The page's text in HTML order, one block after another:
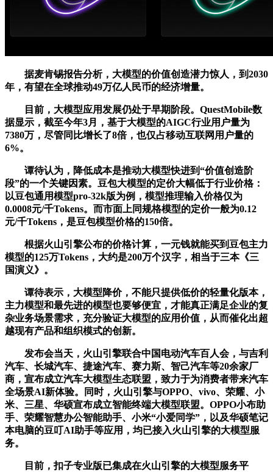
据麦肯锡报告分析，大模型的价值创造潜力惊人，到2030
年，有望在全球推动49万亿人民币的经济增量。
目前，大模型应用发展仍处于早期阶段。QuestMobile数
据显示，截至今年3月，基于大模型的AIGC行业用户量为
7380万，尽管同比增长了8倍，也仅占移动互联网用户量的
6%。
谭待认为，降低成本是推动大模型快进到“价值创造阶
段”的一个关键因素。豆包大模型的定价大幅低于行业价格：
以豆包通用模型pro-32k版为例，模型推理输入价格仅为
0.0008元/千Tokens。而市面上同规格模型的定价一般为0.12
元/千Tokens，是豆包模型价格的150倍。
根据火山引擎公布的价格计算，一元钱就能买到豆包主力
模型的125万Tokens，大约是200万个汉字，相当于三本《三
国演义》。
谭待表示，大模型降价，不能只提供低价的轻量化版本，
主力模型和最先进的模型也要够便宜，才能真正满足企业的复
杂业务场景需求，充分验证大模型的应用价值，从而催化出超
越现有产品和组织模式的创新。
发布会当天，火山引擎联合中国电动汽车百人会，与吉利
汽车、长城汽车、捷途汽车、赛力斯、智己汽车等20余家厂
商，宣布成立汽车大模型生态联盟，致力于为消费者带来汽车
全场景AI新体验。同时，火山引擎与OPPO、vivo、荣耀、小
米、三星、华硕宣布成立智能终端大模型联盟。OPPO小布助
手、荣耀智慧办公智能助手、小米“小爱同学”，以及华硕笔记
本电脑的豆叮AI助手等应用，均已接入火山引擎的大模型服
务。
目前，扣子专业版已集成在火山引擎的大模型服务平